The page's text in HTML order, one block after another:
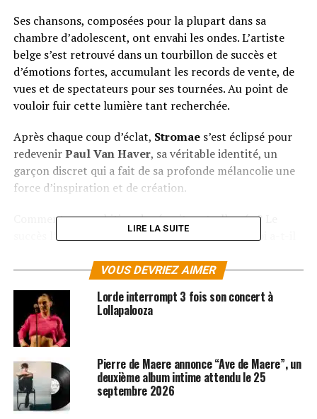
Ses chansons, composées pour la plupart dans sa
chambre d’adolescent, ont envahi les ondes. L’artiste
belge s’est retrouvé dans un tourbillon de succès et
d’émotions fortes, accumulant les records de vente, de
vues et de spectateurs pour ses tournées. Au point de
vouloir fuir cette lumière tant recherchée.
Après chaque coup d’éclat, Stromaes’est éclipsé pour
redevenirPaul Van Haver, sa véritable identité, un
garçon discret qui a fait de sa profonde mélancolie une
force d’inspiration et de création.
Comment son ambition de réussite est-elle née ? Le
succès l’a-t-il vraiment rendu heureux ? Pourquoi a-t-il
Bigflo et Oli,Orelsan,Roméo Elvis, des artistes qui le
connaissent et l’admirent, mais aussi son professeur de
musique, le pèreGuy Gilbertet ceux qui l’ont vu
débuter racontent ce destin hors-norme.
LES ALBUMS DE STROMAE SONT DISPONIBLES ICI
SUJETS ASSOCIÉS: ORELSAN STROMAE
LIRE LA SUITE
VOUS DEVRIEZ AIMER
Lorde interrompt 3 fois son concert à
Lollapalooza
Pierre de Maere annonce “Ave de Maere”, un
deuxième album intime attendu le 25
septembre 2026